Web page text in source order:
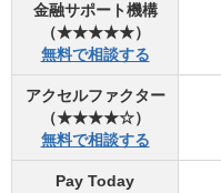
金融サポート機構
（★★★★★）
無料で相談する
アクセルファクター
（★★★★☆）
無料で相談する
Pay Today